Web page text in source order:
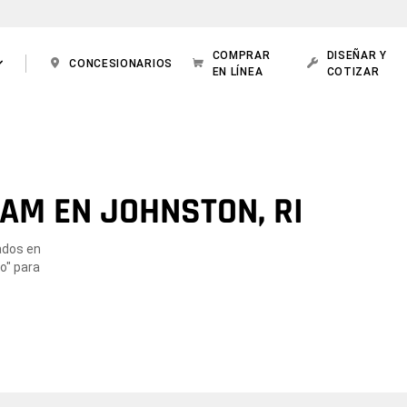
CONCESIONARIOS
COMPRAR
EN LÍNEA
DISEÑAR Y
COTIZAR
EN JOHNSTON, RI
en
para